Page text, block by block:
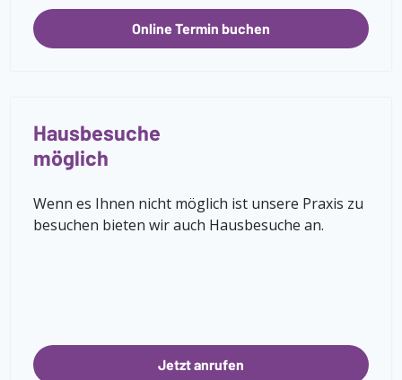
Online Termin buchen
Hausbesuche
möglich
Wenn es Ihnen nicht möglich ist unsere Praxis zu
besuchen bieten wir auch Hausbesuche an.
Jetzt anrufen